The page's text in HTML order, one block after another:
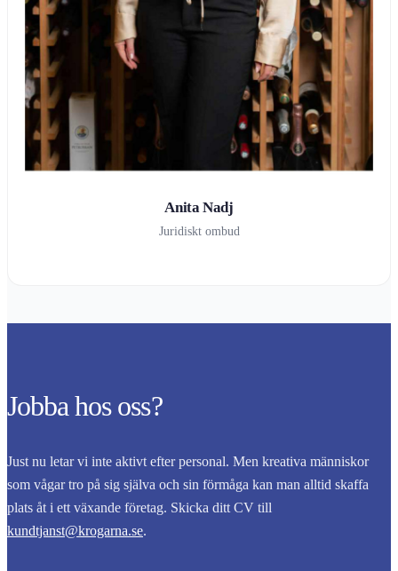
Anita Nadj
Juridiskt ombud
Jobba hos oss?
Just nu letar vi inte aktivt efter personal. Men kreativa människor
som vågar tro på sig själva och sin förmåga kan man alltid skaffa
plats åt i ett växande företag. Skicka ditt CV till
kundtjanst@krogarna.se.